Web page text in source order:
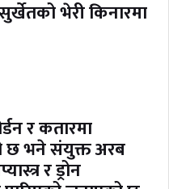
भेरी किनारमा
र कतारमा
छ भने संयुक्त अरब
र ड्रोन